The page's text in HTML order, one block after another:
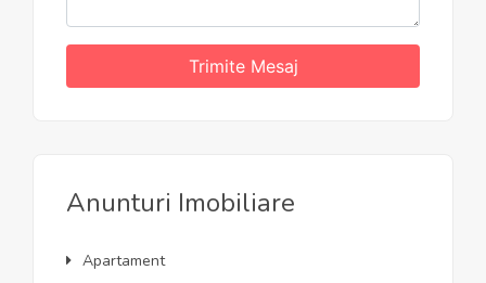
Trimite Mesaj
Anunturi Imobiliare
Apartament